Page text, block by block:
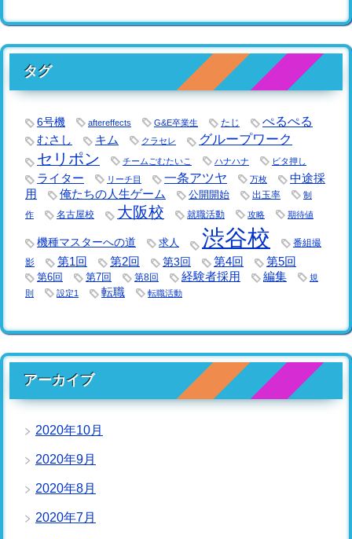
タグ
6号機 aftereffects G&E卒業生 たじ ぺるぺる
むさし キム クラセレ グループワーク
セリポン チームごむたいこ ハナハナ ビタ押し
ライター リーチ目 一条アツヤ 万枚
中途採
用
俺たちの人生ゲーム 公開開始 出玉率 制
作 名古屋校 大阪校 就職活動 攻略 期待値
機種マスターへの道 求人 渋谷校
番組撮
影
第1回 第2回 第3回 第4回 第5回
第6回 第7回 第8回 経験者採用 編集
規
則
設定1 転職 転職活動
アーカイブ
2020年10月
2020年9月
2020年8月
2020年7月